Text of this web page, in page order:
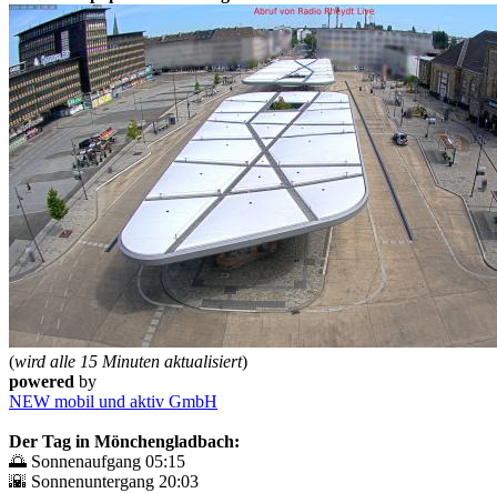
(wird alle 15 Minuten aktualisiert)
powered by
NEW mobil und aktiv GmbH
Der Tag in Mönchengladbach:
🌅 Sonnenaufgang 05:15
🌇 Sonnenuntergang 20:03